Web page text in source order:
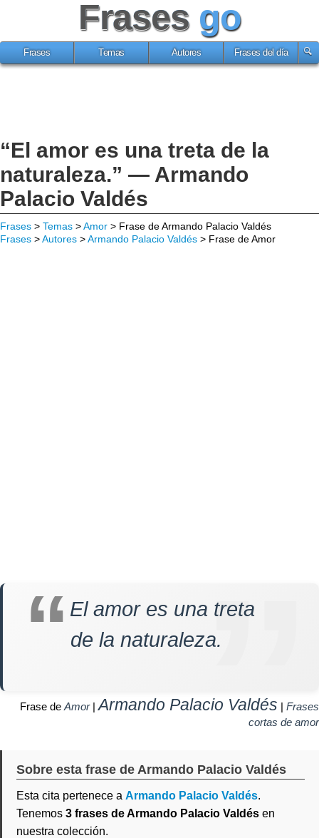
Frases go
Frases Temas Autores Frases del día
“El amor es una treta de la
naturaleza.” — Armando
Palacio Valdés
Frases > Temas >Amor > Frase de Armando Palacio Valdés
Frases >Autores >Armando Palacio Valdés > Frase de Amor
El amor es una treta
de la naturaleza.
Frase de Amor|Armando Palacio Valdés | Frases
cortas de amor
Sobre esta frase de Armando Palacio Valdés
Esta cita pertenece a Armando Palacio Valdés.
Tenemos 3 frases de Armando Palacio Valdés en
nuestra colección.